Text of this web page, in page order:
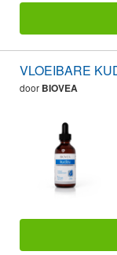
VLOEIBARE
door BIOVEA